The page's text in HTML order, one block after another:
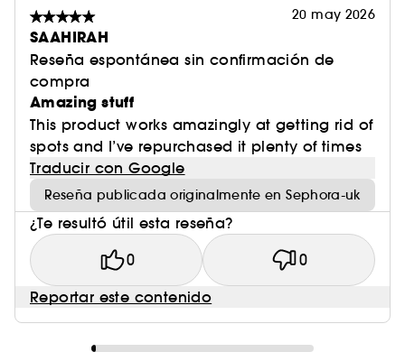
20 may 2026
SAAHIRAH
Reseña espontánea sin confirmación de
compra
Amazing stuff
This product works amazingly at getting rid of
spots and I’ve repurchased it plenty of times
Traducir con Google
Reseña publicada originalmente en Sephora-uk
¿Te resultó útil esta reseña?
0 0
Reportar este contenido